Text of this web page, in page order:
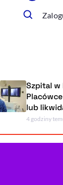
Szpital w
Placówce
lub likwidacja
4 godziny temu